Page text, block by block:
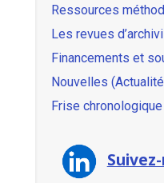
Ressources
Les revues
Financements et
Nouvelles
Frise